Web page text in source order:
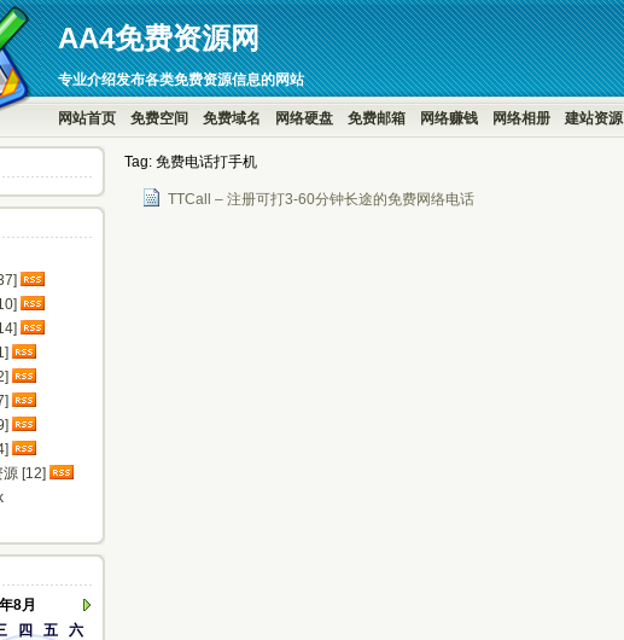
AA4免费资源网
专业介绍发布各类免费资源信息的网站
网站首页 免费空间 免费域名 网络硬盘 免费邮箱 网络赚钱 网络相册 建站资源
Tag: 免费电话打手机
TTCall – 注册可打3-60分钟长途的免费网络电话
[12]
8月
四 五 六